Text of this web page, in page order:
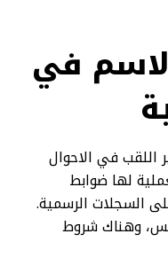
في
اللقب في الاحوال
لها ضوابط
السجلات الرسمية.
وهناك شروط